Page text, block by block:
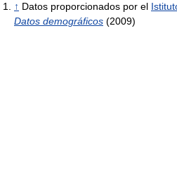
↑ Datos proporcionados por el
Datos demográficos (2009)